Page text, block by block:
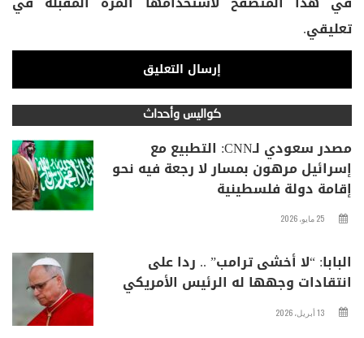
تعليقي.
كواليس وأحداث
مصدر سعودي لـCNN: التطبيع مع
إسرائيل مرهون بمسار لا رجعة فيه نحو
إقامة دولة فلسطينية
25 مايو، 2026
البابا: “لا أخشى ترامب” .. ردا على
انتقادات وجهها له الرئيس الأمريكي
13 أبريل، 2026